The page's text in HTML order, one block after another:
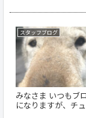
スタッフブログ
みなさま いつもブ
になりますが、チ